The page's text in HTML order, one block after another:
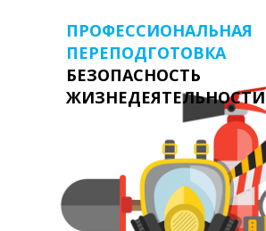
ПРОФЕССИОНАЛЬНАЯ
ПЕРЕПОДГОТОВКА
БЕЗОПАСНОСТЬ
ЖИЗНЕДЕЯТЕЛЬНОСТИ